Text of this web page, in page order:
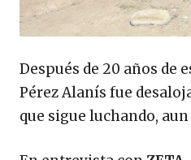
Después de 20 años de
Pérez Alanís fue
que sigue luchando,